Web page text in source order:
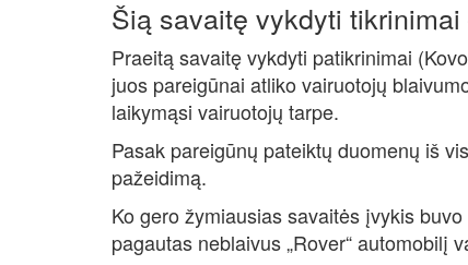
Šią savaitę vykdyti
Praeitą savaitę vykdyti patikrinimai
juos pareigūnai atliko vairuotojų
laikymąsi vairuotojų tarpe.
Pasak pareigūnų pateiktų duomenų iš
pažeidimą.
Ko gero žymiausias savaitės įvykis
pagautas neblaivus „Rover“ automobilį